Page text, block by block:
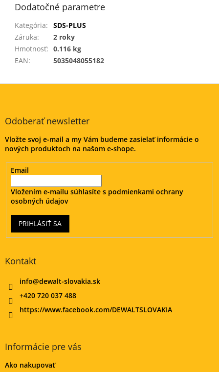
Dodatočné parametre
Kategória:
SDS-PLUS
Záruka:
2 roky
Hmotnosť: 0.116 kg
EAN: 5035048055182
Z
Odoberať newsletter
Vložte svoj e-mail a my Vám budeme zasielať informácie o
nových produktoch na našom e-shope.
Email
Vložením e-mailu súhlasíte s podmienkami ochrany
osobných údajov
PRIHLÁSIŤ SA
Kontakt
info@dewalt-slovakia.sk
+420 720 037 488
https://www.facebook.com/DEWALTSLOVAKIA
Informácie pre vás
Ako nakupovať